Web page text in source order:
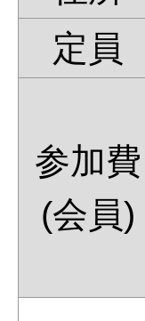
定員
参加費
(会員)